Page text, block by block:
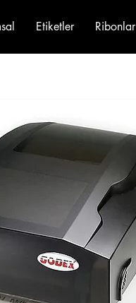
Etiketler Ribonlar